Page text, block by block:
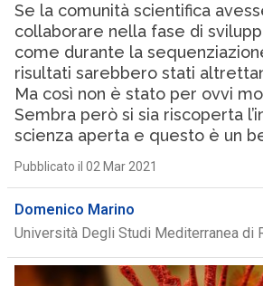
Se la comunità scientifica
collaborare nella fase di
come durante la
risultati sarebbero stati
Ma così non è stato per ovvi
Sembra però si sia riscoperta
scienza aperta e questo è un
Pubblicato il 02 Mar 2021
Domenico Marino
Università Degli Studi Mediterranea di